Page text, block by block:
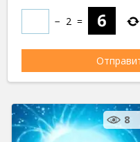
− 2 =
8